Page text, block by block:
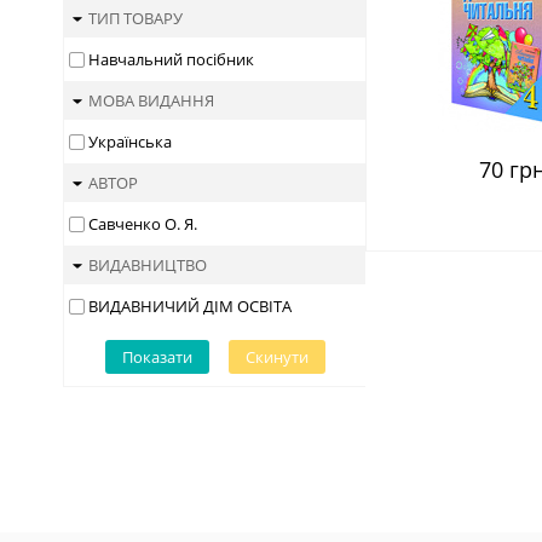
ТИП ТОВАРУ
Навчальний посібник
МОВА ВИДАННЯ
Українська
АВТОР
Савченко О. Я.
ВИДАВНИЦТВО
ВИДАВНИЧИЙ ДІМ ОСВІТА
Показати Скинути
70